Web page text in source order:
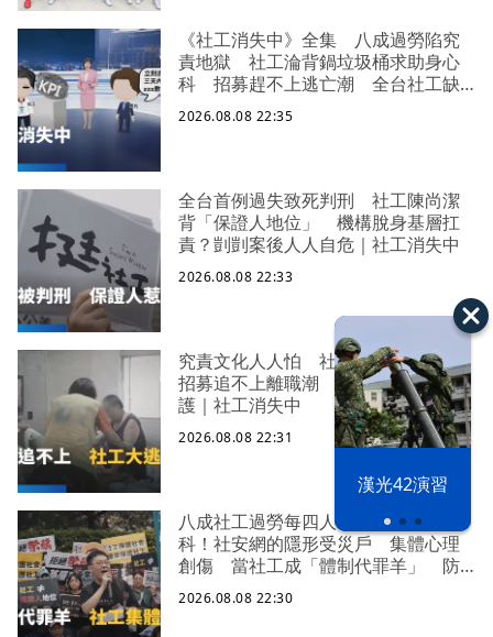
漢光42演習
《社工消失中》全集 八成過勞陷究
責地獄 社工淪背鍋垃圾桶求助身心
科 招募趕不上逃亡潮 全台社工缺
口警報 揭薪資回捐黑幕 血汗錢遭
剝削
2026.08.08 22:35
全台首例過失致死判刑 社工陳尚潔
背「保證人地位」 機構脫身基層扛
責？剴剴案後人人自危｜社工消失中
2026.08.08 22:33
究責文化人人怕 社福缺口拉警報
招募追不上離職潮 低薪過勞誰來守
護｜社工消失中
2026.08.08 22:31
八成社工過勞每四人有一人求助身心
科！社安網的隱形受災戶 集體心理
創傷 當社工成「體制代罪羊」 防
禦性社工不敢多做無奈趨勢？耗竭殆
盡下的社安網危機｜社工消失中
2026.08.08 22:30